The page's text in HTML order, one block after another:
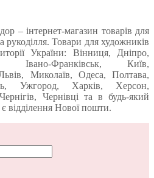
інтернет-магазин товарів для
рукоділля. Товари для художників
України: Вінниця, Дніпро,
Івано-Франківськ, Київ,
Миколаїв, Одеса, Полтава,
Ужгород, Харків, Херсон,
Чернівці та в будь-який
відділення Нової пошти.